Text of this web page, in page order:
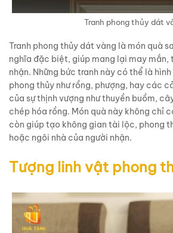
Tranh phong thủy dát
Tranh phong thủy dát vàng là món quà
nghĩa đặc biệt, giúp mang lại may mắn,
nhận. Những bức tranh này có thể là
phong thủy như rồng, phượng, hay các
của sự thịnh vượng như thuyền buồm,
chép hóa rồng. Món quà này không chỉ
còn giúp tạo không gian tài lộc, phong
hoặc ngôi nhà của người nhận.
Tượng linh vật phong